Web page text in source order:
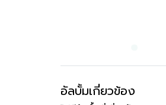
อัลบั้มเกี่ยวข้อง